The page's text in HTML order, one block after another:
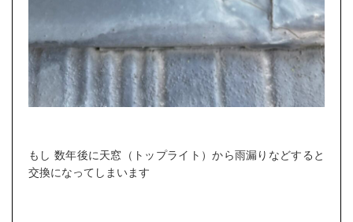
もし 数年後に天窓（トップライト）から雨漏りなどすると
交換になってしまいます